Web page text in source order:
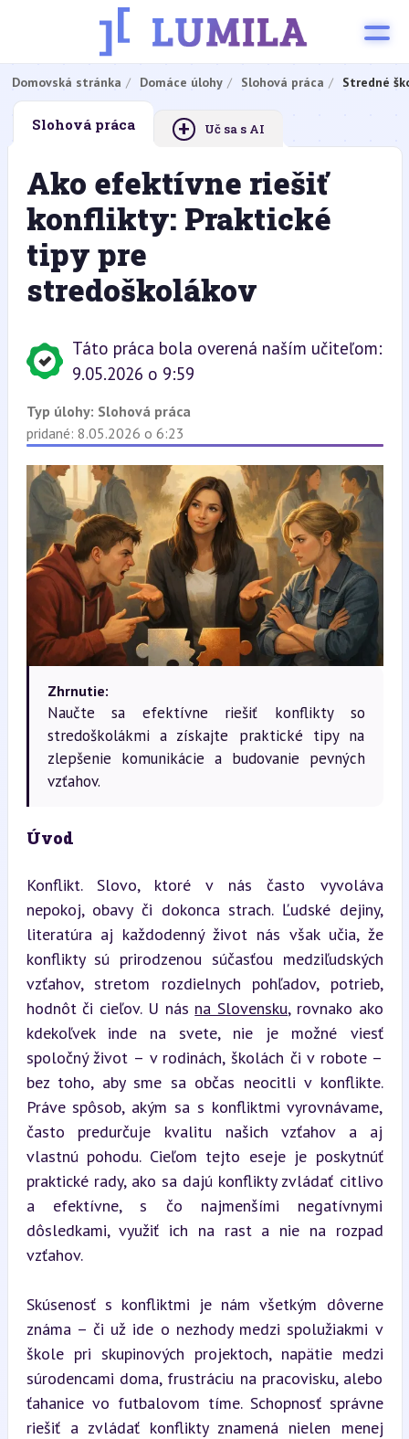
Domovská stránka Domáce úlohy Slohová práca Stredné
Slohová práca + Uč sa s AI
Ako efektívne riešiť
konflikty: Praktické
tipy pre
stredoškolákov
Táto práca bola overená naším učiteľom:
9.05.2026 o 9:59
Typ úlohy: Slohová práca
pridané: 8.05.2026 o 6:23
Zhrnutie:
Naučte sa efektívne riešiť konflikty so
stredoškolákmi a získajte praktické tipy na
zlepšenie komunikácie a budovanie pevných
vzťahov.
Úvod
Konflikt. Slovo, ktoré v nás často vyvoláva
nepokoj, obavy či dokonca strach. Ľudské dejiny,
literatúra aj každodenný život nás však učia, že
konflikty sú prirodzenou súčasťou medziľudských
vzťahov, stretom rozdielnych pohľadov, potrieb,
hodnôt či cieľov. U nás na Slovensku, rovnako ako
kdekoľvek inde na svete, nie je možné viesť
spoločný život – v rodinách, školách či v robote –
bez toho, aby sme sa občas neocitli v konflikte.
Práve spôsob, akým sa s konfliktmi vyrovnávame,
často predurčuje kvalitu našich vzťahov a aj
vlastnú pohodu. Cieľom tejto eseje je poskytnúť
praktické rady, ako sa dajú konflikty zvládať citlivo
a efektívne, s čo najmenšími negatívnymi
dôsledkami, využiť ich na rast a nie na rozpad
vzťahov.
Skúsenosť s konfliktmi je nám všetkým dôverne
známa – či už ide o nezhody medzi spolužiakmi v
škole pri skupinových projektoch, napätie medzi
súrodencami doma, frustráciu na pracovisku, alebo
ťahanice vo futbalovom tíme. Schopnosť správne
riešiť a zvládať konflikty znamená nielen menej